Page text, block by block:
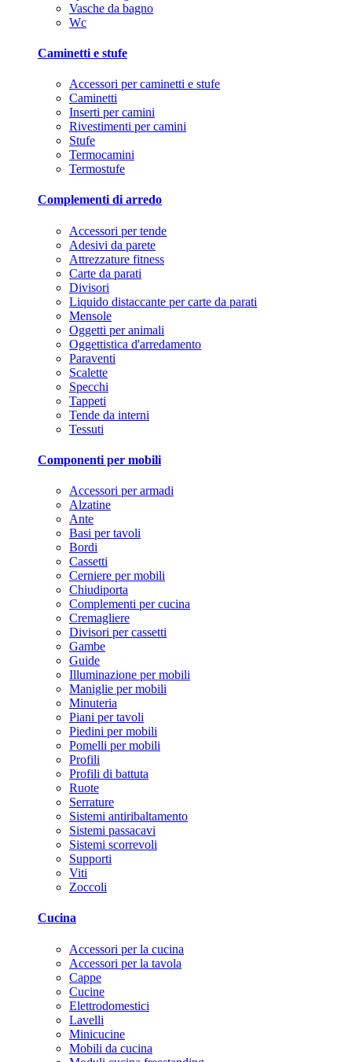
Vasche da bagno
Wc
Caminetti e stufe
Accessori per caminetti e stufe
Caminetti
Inserti per camini
Rivestimenti per camini
Stufe
Termocamini
Termostufe
Complementi di arredo
Accessori per tende
Adesivi da parete
Attrezzature fitness
Carte da parati
Divisori
Liquido distaccante per carte da parati
Mensole
Oggetti per animali
Oggettistica d'arredamento
Paraventi
Scalette
Specchi
Tappeti
Tende da interni
Tessuti
Componenti per mobili
Accessori per armadi
Alzatine
Ante
Basi per tavoli
Bordi
Cassetti
Cerniere per mobili
Chiudiporta
Complementi per cucina
Cremagliere
Divisori per cassetti
Gambe
Guide
Illuminazione per mobili
Maniglie per mobili
Minuteria
Piani per tavoli
Piedini per mobili
Pomelli per mobili
Profili
Profili di battuta
Ruote
Serrature
Sistemi antiribaltamento
Sistemi passacavi
Sistemi scorrevoli
Supporti
Viti
Zoccoli
Cucina
Accessori per la cucina
Accessori per la tavola
Cappe
Cucine
Elettrodomestici
Lavelli
Minicucine
Mobili da cucina